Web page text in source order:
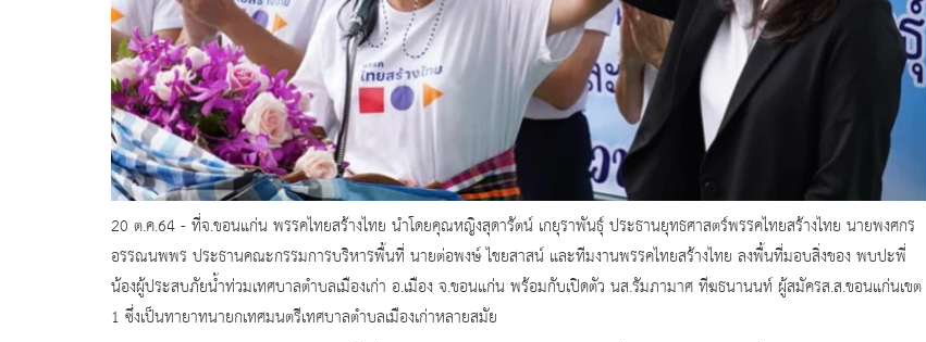
20 ต.ค.64 - ที่จ.ขอนแก่น พรรคไทยสร้างไทย นำโดยคุณหญิงสุดารัตน์ เกยุราพันธุ์ ประธานยุทธศาสตร์พรรคไทยสร้างไทย นายพงศกร
อรรณนพพร ประธานคณะกรรมการบริหารพื้นที่ นายต่อพงษ์ ไชยสาสน์ และทีมงานพรรคไทยสร้างไทย ลงพื้นที่มอบสิ่งของ พบปะพี่
น้องผู้ประสบภัยน้ำท่วมเทศบาลตำบลเมืองเก่า อ.เมือง จ.ขอนแก่น พร้อมกับเปิดตัว นส.รัมภามาศ ทีฆธนานนท์ ผู้สมัครส.ส.ขอนแก่นเขต
1 ซึ่งเป็นทายาทนายกเทศมนตรีเทศบาลตำบลเมืองเก่าหลายสมัย